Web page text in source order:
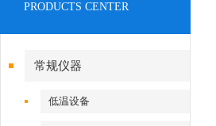
PRODUCTS CENTER
常规仪器
低温设备